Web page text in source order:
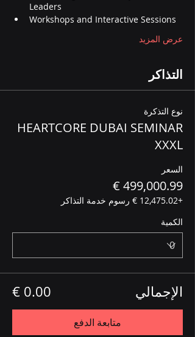
Leaders
Workshops and Interactive Sessions
عرض المزيد
التذاكر
نوع التذكرة
HEARTCORE DUBAI SEMINAR
XXXL
السعر
+‏12,475.02 € رسوم خدمة التذاكر
الكمية
الإجمالي
متابعة الدفع